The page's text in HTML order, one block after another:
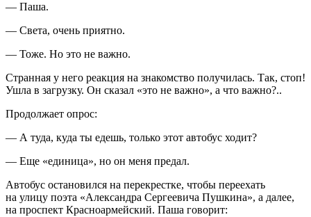
— Паша.
— Света, очень приятно.
— Тоже. Но это не важно.
Странная у него реакция на знакомство получилась. Так, стоп!
Ушла в загрузку. Он сказал «это не важно», а что важно?..
Продолжает опрос:
— А туда, куда ты едешь, только этот автобус ходит?
— Еще «единица», но он меня предал.
Автобус остановился на перекрестке, чтобы переехать
на улицу поэта «Александра Сергеевича Пушкина», а далее,
на проспект Красноармейский. Паша говорит: